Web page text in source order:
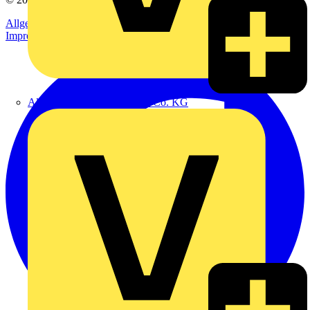
Alexander Bürkle GmbH & Co. KG
Allgemeine Geschäftsbedingungen
Datenschutzerklärung
Impressum